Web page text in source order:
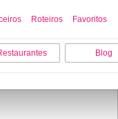
Roteiros Favoritos
Blog